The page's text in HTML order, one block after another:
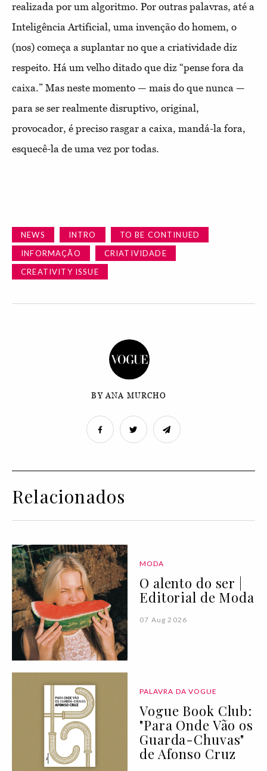
realizada por um algoritmo. Por outras palavras, até a
Inteligência Artificial, uma invenção do homem, o
(nos) começa a suplantar no que a criatividade diz
respeito. Há um velho ditado que diz “pense fora da
caixa.” Mas neste momento — mais do que nunca —
para se ser realmente disruptivo, original,
provocador, é preciso rasgar a caixa, mandá-la fora,
esquecê-la de uma vez por todas.
NEWS INTRO
TO BE CONTINUED
INFORMAÇÃO
CRIATIVIDADE
CREATIVITY ISSUE
BY ANA MURCHO
Relacionados
MODA
O alento do ser |
Editorial de Moda
07 Aug 2026
PALAVRA DA VOGUE
Vogue Book Club:
"Para Onde Vão os
Guarda-Chuvas"
de Afonso Cruz